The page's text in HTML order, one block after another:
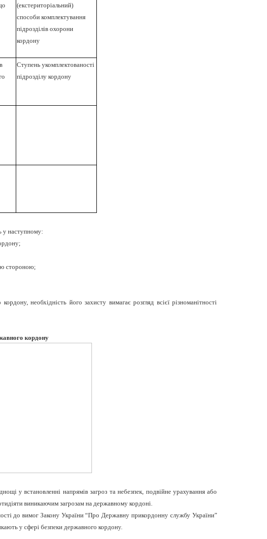
(екстериторіальний)
способи комплектування
підрозділів охорони
кордону
Ступень укомплектованості
підрозділу кордону
у наступному:
стороною;
необхідність його захисту вимагає розгляд всієї різноманітності
кордону
у встановленні напрямів загроз та небезпек, подвійне урахування або
виникаючим загрозам на державному кордоні.
до вимог Закону України “Про Державну прикордонну службу України”
у сфері безпеки державного кордону.